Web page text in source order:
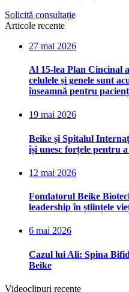
Solicită consultație
Articole recente
27 mai 2026
Al 15-lea Plan Cincinal
celulele și genele sunt
înseamnă pentru
19 mai 2026
Beike și Spitalul
își unesc forțele pentru
12 mai 2026
Fondatorul Beike
leadership în științele
6 mai 2026
Cazul lui Ali: Spina
Beike
Videoclipuri recente